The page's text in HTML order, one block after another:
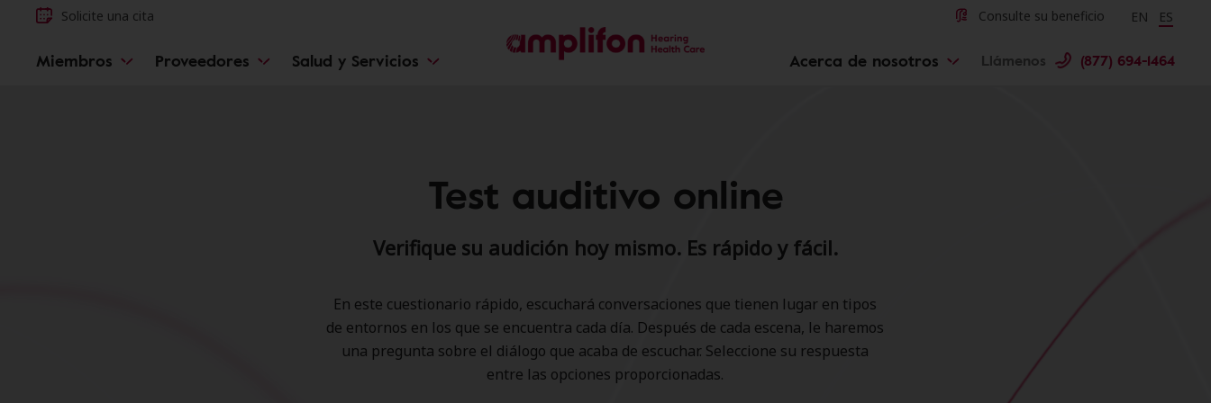
Solicite una cita Consulte su beneficio EN ES
Miembros Proveedores Salud y Servicios Acerca de nosotros Llámenos (877) 694-1464
Test auditivo online
Verifique su audición hoy mismo. Es rápido y fácil.
En este cuestionario rápido, escuchará conversaciones que tienen lugar en tipos
de entornos en los que se encuentra cada día. Después de cada escena, le haremos
una pregunta sobre el diálogo que acaba de escuchar. Seleccione su respuesta
entre las opciones proporcionadas.